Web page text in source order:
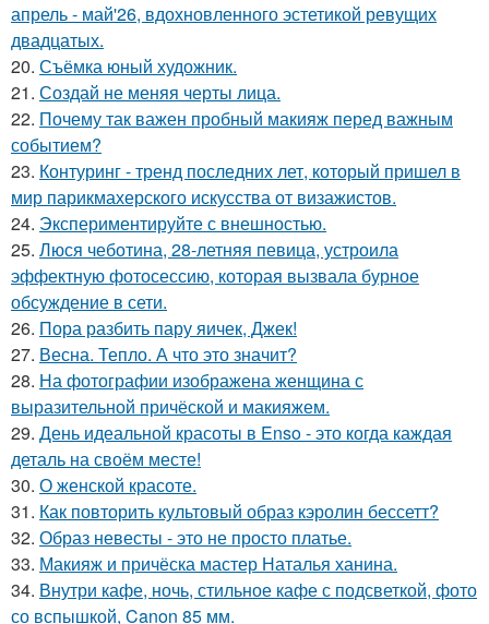
апрель - май'26, вдохновленного эстетикой ревущих
двадцатых.
20. Съёмка юный художник.
21. Создай не меняя черты лица.
22. Почему так важен пробный макияж перед важным
событием?
23. Контуринг - тренд последних лет, который пришел в
мир парикмахерского искусства от визажистов.
24. Экспериментируйте с внешностью.
25. Люся чеботина, 28-летняя певица, устроила
эффектную фотосессию, которая вызвала бурное
обсуждение в сети.
26. Пора разбить пару яичек, Джек!
27. Весна. Тепло. А что это значит?
28. На фотографии изображена женщина с
выразительной причёской и макияжем.
29. День идеальной красоты в Enso - это когда каждая
деталь на своём месте!
30. О женской красоте.
31. Как повторить культовый образ кэролин бессетт?
32. Образ невесты - это не просто платье.
33. Макияж и причёска мастер Наталья ханина.
34. Внутри кафе, ночь, стильное кафе с подсветкой, фото
со вспышкой, Canon 85 мм.